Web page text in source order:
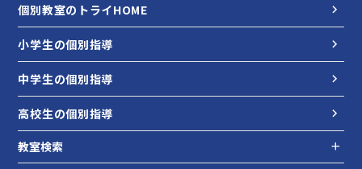
個別教室のトライHOME
小学生の個別指導
中学生の個別指導
高校生の個別指導
教室検索